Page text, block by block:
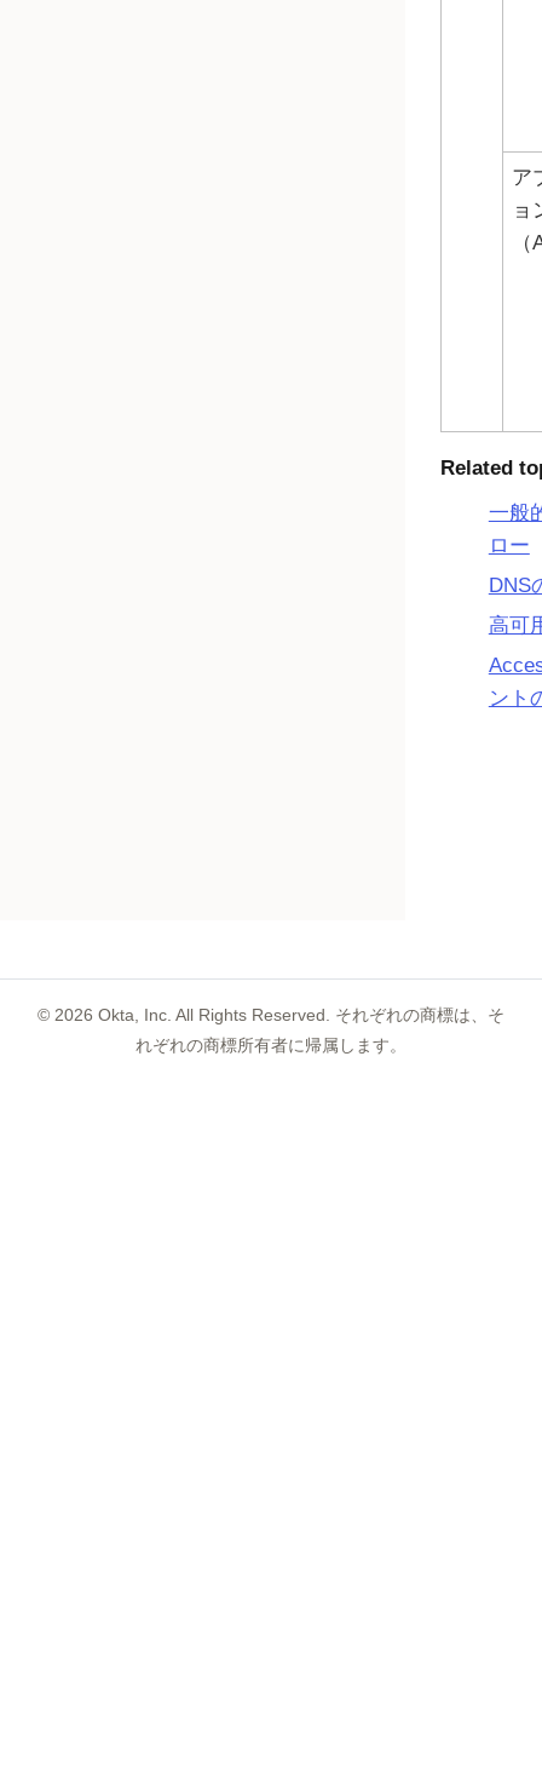
ア
ョ
Related
一般
ロー
DNS
高可
ント
© 2026 Okta, Inc. All Rights Reserved. それぞれの商標は、そ
れぞれの商標所有者に帰属します。